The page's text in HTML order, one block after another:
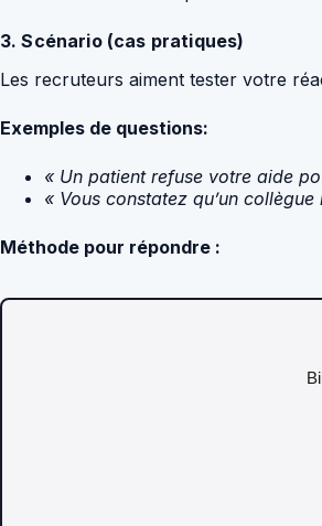
3. Scénario (cas pratiques)
Les recruteurs aiment tester votre
Exemples de questions:
« Un patient refuse votre aide
« Vous constatez qu’un
Méthode pour répondre :